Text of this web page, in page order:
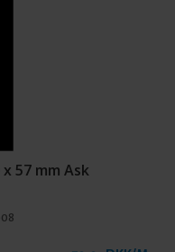
57 mm Ask